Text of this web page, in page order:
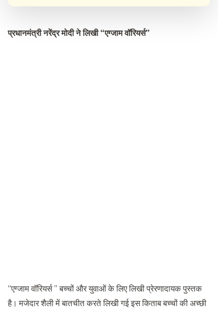
प्रधानमंत्री नरेंद्र मोदी ने लिखी “एग्जाम वॉरियर्स”
“एग्जाम वॉरियर्स”बच्चों और युवाओं के लिए लिखी प्रेरणादायक पुस्तक
है। मजेदार शैली में बातचीत करते लिखी गई इस किताब बच्चों की अच्छी